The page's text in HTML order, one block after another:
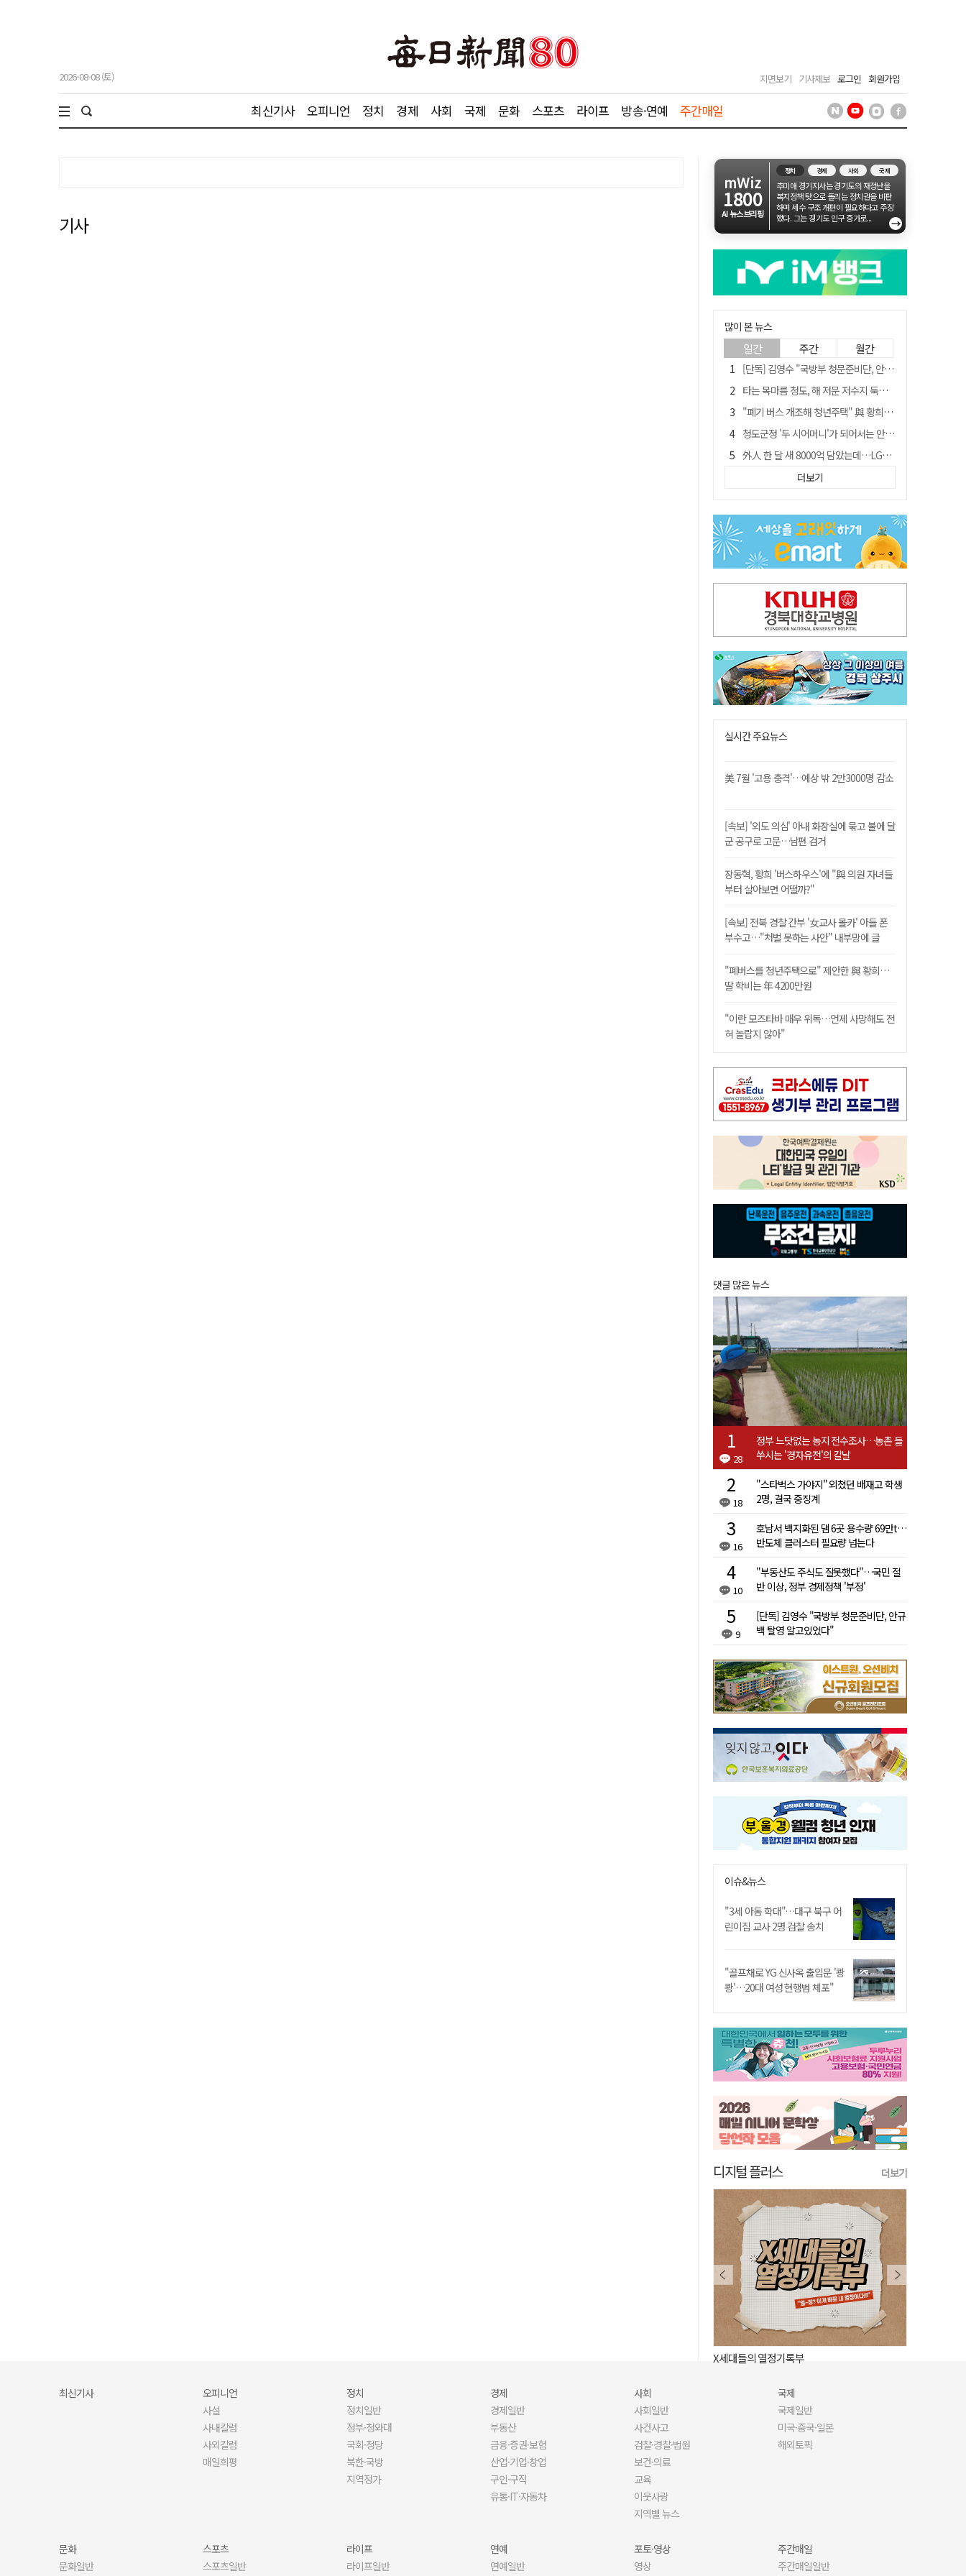
2026-08-08 (토) 지면보기 기사제보 로그인 회원가입
최신기사 오피니언 정치 경제 사회 국제 문화 스포츠 라이프 방송·연예 주간매일
기사
mWiz
1800
AI 뉴스브리핑
정치 경제 사회 국제
추미애 경기지사는 경기도의 재정난을
복지정책 탓으로 돌리는 정치권을 비판
하며 세수 구조 개편이 필요하다고 주장
했다. 그는 경기도 인구 증가로...
→
많이 본 뉴스
일간 주간 월간
[단독] 김영수 "국방부 청문준비단, 안규백 탈영 알고있었다"
타는 목마름 청도, 해 저문 저수지 둑에 군수가 서 있었다
"폐기 버스 개조해 청년주택" 與 황희…'딸 학비는 年 4200만원'
청도군정 '두 시어머니'가 되어서는 안된다
外人 한 달 새 8000억 담았는데…LG이노텍 목표주가는 왜 엇갈릴까
임시휴업 들어갔던 홈플러스 영주점, 7일 영업 재개…지하 1층만 운영
SK하이닉스, 주당 375원 분기 배당 공시…"3분기 중 주주환원 방안 확정"
이의준 전 경북도 새마을봉사과장, 제28대 울릉군 부군수 취임
"상법개정해도 주주가 '봉'"…하이닉스 솔리다임 상장설에 술렁[개미와글와글]
더보기
실시간 주요뉴스
美 7월 '고용 충격'…예상 밖 2만3000명 감소
[속보] '외도 의심' 아내 화장실에 묶고 불에 달
군 공구로 고문…남편 검거
장동혁, 황희 '버스하우스'에 "與 의원 자녀들
부터 살아보면 어떨까?"
[속보] 전북 경찰 간부 '女교사 몰카' 아들 폰
부수고…"처벌 못하는 사안" 내부망에 글
"폐버스를 청년주택으로" 제안한 與 황희…
딸 학비는 年 4200만원
"이란 모즈타바 매우 위독…언제 사망해도 전
혀 놀랍지 않아"
댓글 많은 뉴스
28
정부 느닷없는 농지 전수조사…농촌 들
쑤시는 '경자유전'의 칼날
18
"스타벅스 가야지" 외쳤던 배재고 학생
2명, 결국 중징계
16
호남서 백지화된 댐 6곳 용수량 69만t…
반도체 클러스터 필요량 넘는다
10
"부동산도 주식도 잘못했다"…국민 절
반 이상, 정부 경제정책 '부정'
9
[단독] 김영수 "국방부 청문준비단, 안규
백 탈영 알고있었다"
이슈&뉴스
"3세 아동 학대"…대구 북구 어
린이집 교사 2명 검찰 송치
"골프채로 YG 신사옥 출입문 '쾅
쾅'…20대 여성 현행범 체포"
디지털 플러스 더보기
MZ 50인, 그대들은 언제 그토록 뜨거웠는가
최신기사
오피니언
사설
사내칼럼
사외칼럼
매일희평
정치
정치일반
정부·청와대
국회·정당
북한·국방
지역정가
경제
경제일반
부동산
금융·증권·보험
산업·기업·창업
구인·구직
유통·IT·자동차
사회
사회일반
사건사고
검찰·경찰·법원
보건·의료
교육
이웃사랑
지역별 뉴스
국제
국제일반
미국·중국·일본
해외토픽
문화
문화일반
스포츠
스포츠일반
라이프
라이프일반
연예
연예일반
포토·영상
영상
주간매일
주간매일일반